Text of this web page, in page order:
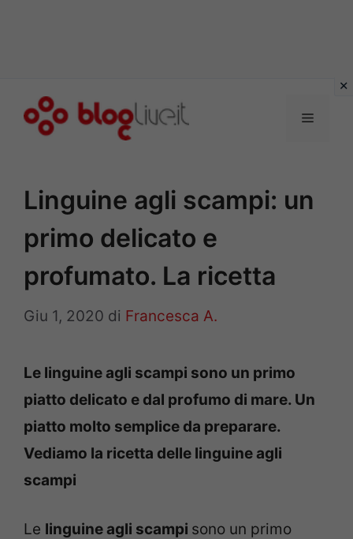
Menu
Linguine agli scampi: un
primo delicato e
profumato. La ricetta
Giu 1, 2020 di Francesca A.
Le linguine agli scampi sono un primo
piatto delicato e dal profumo di mare. Un
piatto molto semplice da preparare.
Vediamo la ricetta delle linguine agli
scampi
Le linguine agli scampi sono un primo